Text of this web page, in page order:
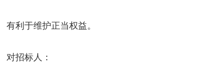
有利于维护正当权益。
对招标人：